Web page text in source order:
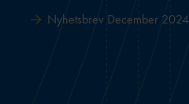
Nyhetsbrev December 2024